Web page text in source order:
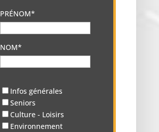
PRÉNOM*
NOM*
Infos générales
Seniors
Culture - Loisirs
Environnement